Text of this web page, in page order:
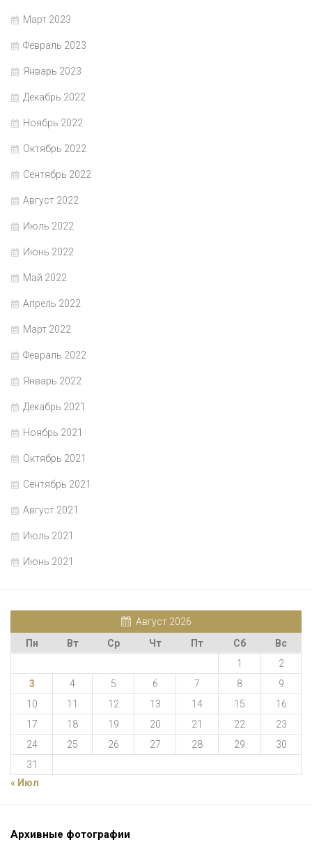
Март 2023
Февраль 2023
Январь 2023
Декабрь 2022
Ноябрь 2022
Октябрь 2022
Сентябрь 2022
Август 2022
Июль 2022
Июнь 2022
Май 2022
Апрель 2022
Март 2022
Февраль 2022
Январь 2022
Декабрь 2021
Ноябрь 2021
Октябрь 2021
Сентябрь 2021
Август 2021
Июль 2021
Июнь 2021
Август 2026
Пн
Вт Ср Чт Пт Сб
Вс
1
2
3
4 5 6 7 8
9
10
11 12 13 14 15
16
17
18 19 20 21 22
23
24
25 26 27 28 29
30
31
« Июл
Архивные фотографии